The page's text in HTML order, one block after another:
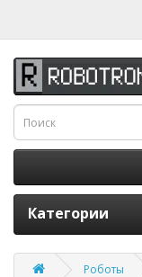
Категории
Роботы